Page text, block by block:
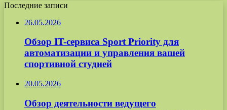
Последние записи
26.05.2026
Обзор IT-сервиса Sport Priority для
автоматизации и управления вашей
спортивной студией
20.05.2026
Обзор деятельности ведущего